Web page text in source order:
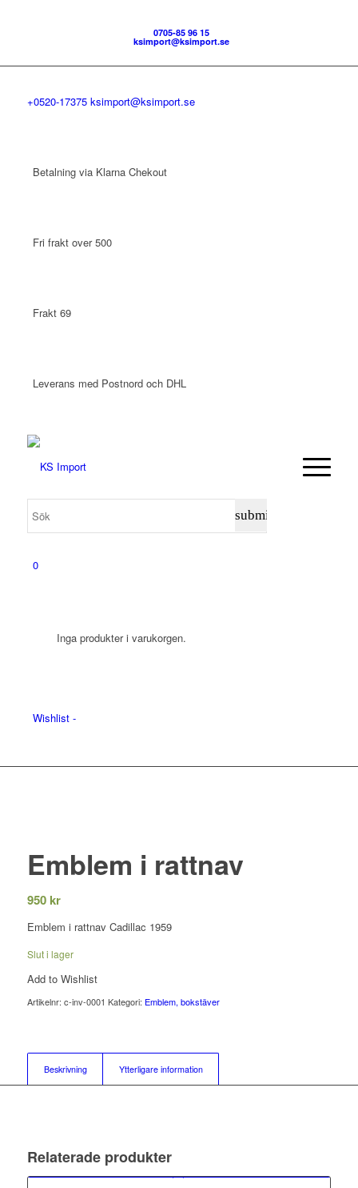
0705-85 96 15
ksimport@ksimport.se
+0520-17375 ksimport@ksimport.se
Betalning via Klarna Chekout
Fri frakt over 500
Frakt 69
Leverans med Postnord och DHL
0
Inga produkter i varukorgen.
Wishlist -
Emblem i rattnav
950 kr
Emblem i rattnav Cadillac 1959
Slut i lager
Add to Wishlist
Artikelnr: c-inv-0001 Kategori: Emblem, bokstäver
Beskrivning Ytterligare information
Relaterade produkter